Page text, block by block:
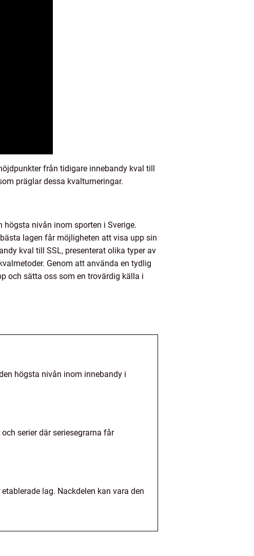
från tidigare innebandy kval till
präglar dessa kvalturneringar.
nivån inom sporten i Sverige.
lagen får möjligheten att visa upp sin
kval till SSL, presenterat olika typer av
Genom att använda en tydlig
och sätta oss som en trovärdig källa i
högsta nivån inom innebandy i
serier där seriesegrarna får
lag. Nackdelen kan vara den